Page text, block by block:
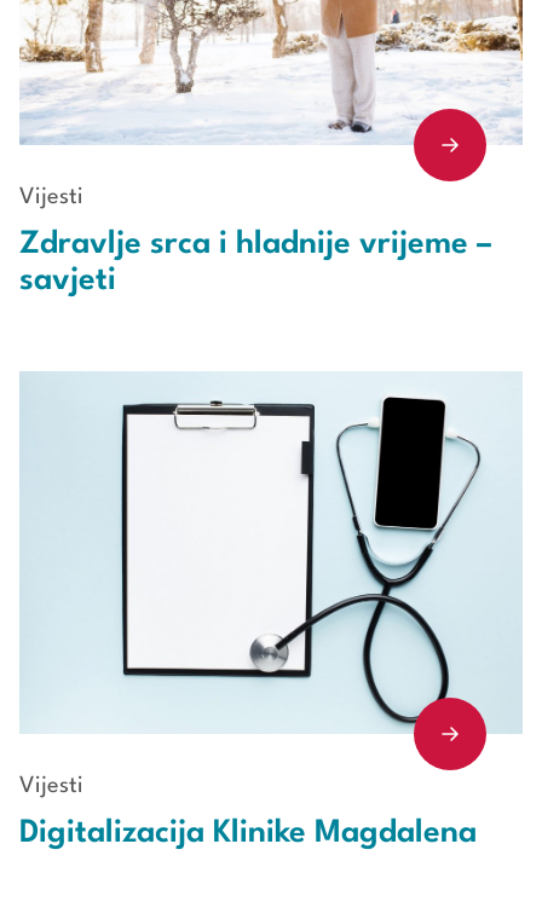
Vijesti
Zdravlje srca i hladnije vrijeme –
savjeti
Vijesti
Digitalizacija Klinike Magdalena